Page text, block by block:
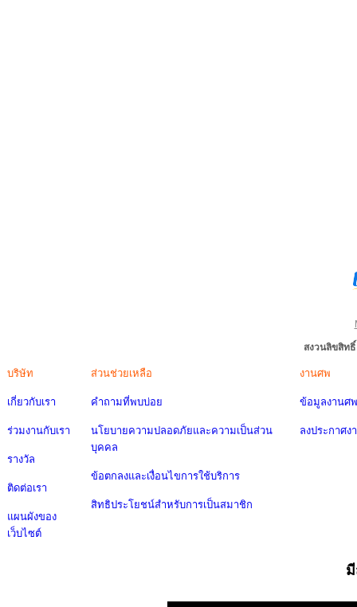
สงวนลิขสิท
บริษัท
เกี่ยวกับเรา
ร่วมงานกับเรา
รางวัล
ติดต่อเรา
แผนผังของ
เว็บไซต์
ส่วนช่วยเหลือ
คำถามที่พบบ่อย
นโยบายความปลอดภัยและความเป็นส่วน
บุคคล
ข้อตกลงและเงื่อนไขการใช้บริการ
สิทธิประโยชน์สำหรับการเป็นสมาชิก
งานศพ
ข้อมูลงานศพ
ลงประกาศง